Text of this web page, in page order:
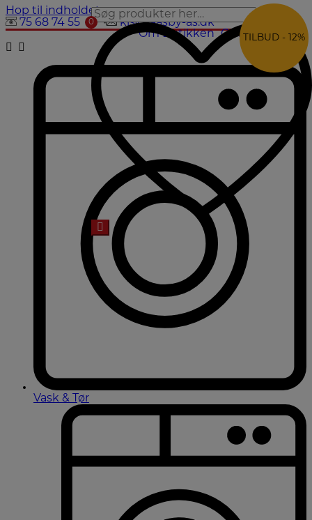
Hop til indholdet
75 68 74 55
kls@laasby-as.dk
Om Butikken Galleri Kontakt
0
0
Vask & Tør
TILBUD - 12%
TILBUD - 12%